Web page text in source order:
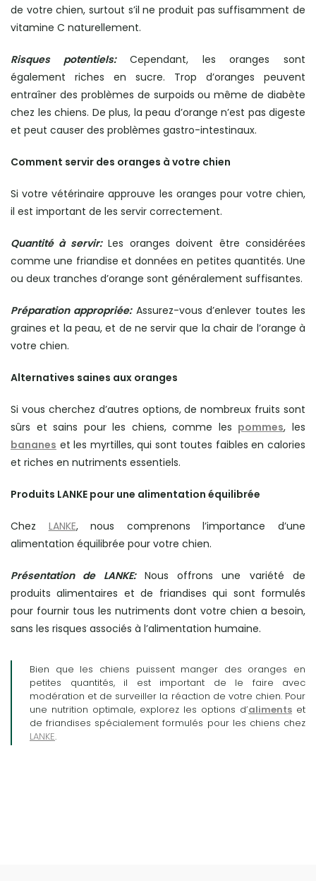
de votre chien, surtout s’il ne produit pas suffisamment de
vitamine C naturellement.
Risques potentiels:Cependant, les oranges sont
également riches en sucre. Trop d’oranges peuvent
entraîner des problèmes de surpoids ou même de diabète
chez les chiens. De plus, la peau d’orange n’est pas digeste
et peut causer des problèmes gastro-intestinaux.
Comment servir des oranges à votre chien
Si votre vétérinaire approuve les oranges pour votre chien,
il est important de les servir correctement.
Quantité à servir:Les oranges doivent être considérées
comme une friandise et données en petites quantités. Une
ou deux tranches d’orange sont généralement suffisantes.
Préparation appropriée:Assurez-vous d’enlever toutes les
graines et la peau, et de ne servir que la chair de l’orange à
votre chien.
Alternatives saines aux oranges
Si vous cherchez d’autres options, de nombreux fruits sont
sûrs et sains pour les chiens, comme les pommes, les
bananes et les myrtilles, qui sont toutes faibles en calories
et riches en nutriments essentiels.
Produits LANKE pour une alimentation équilibrée
Chez LANKE, nous comprenons l’importance d’une
alimentation équilibrée pour votre chien.
Présentation de LANKE:Nous offrons une variété de
produits alimentaires et de friandises qui sont formulés
pour fournir tous les nutriments dont votre chien a besoin,
sans les risques associés à l’alimentation humaine.
Bien que les chiens puissent manger des oranges en
petites quantités, il est important de le faire avec
modération et de surveiller la réaction de votre chien. Pour
une nutrition optimale, explorez les options d’aliments et
de friandises spécialement formulés pour les chiens chez
LANKE.